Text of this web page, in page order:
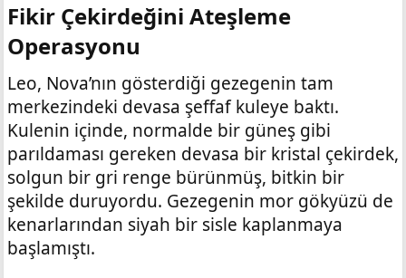
Fikir Çekirdeğini Ateşleme
Operasyonu​
Leo, Nova’nın gösterdiği gezegenin tam
merkezindeki devasa şeffaf kuleye baktı.
Kulenin içinde, normalde bir güneş gibi
parıldaması gereken devasa bir kristal çekirdek,
solgun bir gri renge bürünmüş, bitkin bir
şekilde duruyordu. Gezegenin mor gökyüzü de
kenarlarından siyah bir sisle kaplanmaya
başlamıştı.